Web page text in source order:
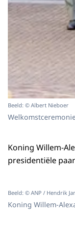
Beeld: © Albert Nieboer
Koning Willem-
presidentiële
Beeld: © ANP / Hendrik
Koning Willem-